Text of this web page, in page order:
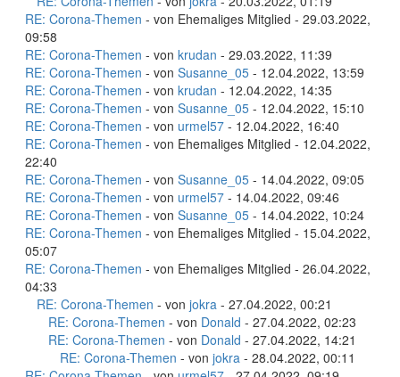
RE: Corona-Themen - von Ehemaliges Mitglied - 29.03.2022,
09:58
RE: Corona-Themen - von krudan - 29.03.2022, 11:39
RE: Corona-Themen - von Susanne_05 - 12.04.2022, 13:59
RE: Corona-Themen - von krudan - 12.04.2022, 14:35
RE: Corona-Themen - von Susanne_05 - 12.04.2022, 15:10
RE: Corona-Themen - von urmel57 - 12.04.2022, 16:40
RE: Corona-Themen - von Ehemaliges Mitglied - 12.04.2022,
22:40
RE: Corona-Themen - von Susanne_05 - 14.04.2022, 09:05
RE: Corona-Themen - von urmel57 - 14.04.2022, 09:46
RE: Corona-Themen - von Susanne_05 - 14.04.2022, 10:24
RE: Corona-Themen - von Ehemaliges Mitglied - 15.04.2022,
05:07
RE: Corona-Themen - von Ehemaliges Mitglied - 26.04.2022,
04:33
RE: Corona-Themen - von jokra - 27.04.2022, 00:21
RE: Corona-Themen - von Donald - 27.04.2022, 02:23
RE: Corona-Themen - von Donald - 27.04.2022, 14:21
RE: Corona-Themen - von jokra - 28.04.2022, 00:11